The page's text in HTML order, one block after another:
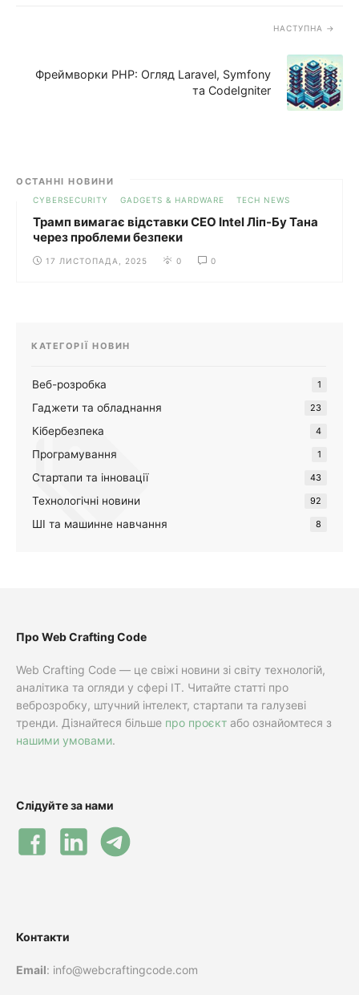
НАСТУПНА
Фреймворки PHP: Огляд Laravel, Symfony
та CodeIgniter
ОСТАННІ НОВИНИ
CYBERSECURITY GADGETS & HARDWARE TECH NEWS
Трамп вимагає відставки CEO Intel Ліп-Бу Тана
через проблеми безпеки
17 ЛИСТОПАДА, 2025 0 0
КАТЕГОРІЇ НОВИН
Веб-розробка 1
Гаджети та обладнання 23
Кібербезпека 4
Програмування 1
Стартапи та інновації 43
Технологічні новини 92
ШІ та машинне навчання 8
Про Web Crafting Code
Web Crafting Code — це свіжі новини зі світу технологій,
аналітика та огляди у сфері IT. Читайте статті про
веброзробку, штучний інтелект, стартапи та галузеві
тренди. Дізнайтеся більше про проєкт або ознайомтеся з
нашими умовами.
Слідуйте за нами
Контакти
Email: info@webcraftingcode.com